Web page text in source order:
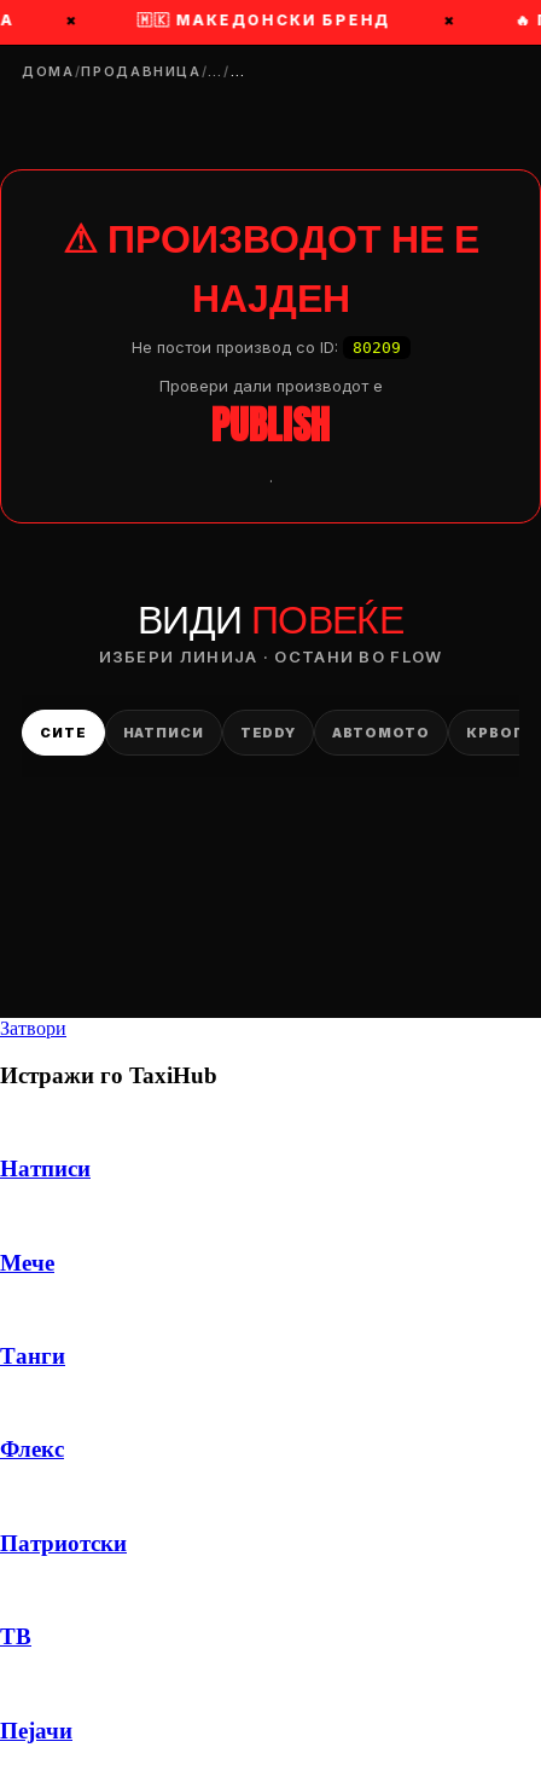
× 🇲🇰 МАКЕДОНСКИ БРЕНД ×
ДОМА/ПРОДАВНИЦА/…/…
⚠ ПРОИЗВОДОТ НЕ Е
НАЈДЕН
Не постои производ со ID: 80209
Провери дали производот e
PUBLISH
.
ВИДИ ПОВЕЌЕ
ИЗБЕРИ ЛИНИЈА · ОСТАНИ ВО FLOW
СИТЕ НАТПИСИ TEDDY АВТОМОТО
PRODUCT
ПЛАТИ ПРИ ДОСТАВА ВО КЕШ
Затвори
Истражи го TaxiHub
Натписи
Мече
Танги
Флекс
Патриотски
ТВ
Пејачи